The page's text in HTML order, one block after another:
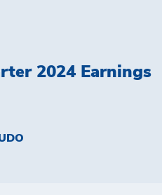
2024 Earnings